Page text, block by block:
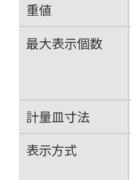
重値
最大表示個数
計量皿寸法
表示方式